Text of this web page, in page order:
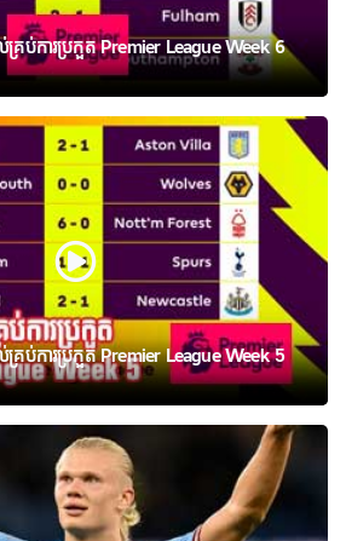
ប់ការប្រកួត Premier League Week 6
ប់ការប្រកួត Premier League Week 5